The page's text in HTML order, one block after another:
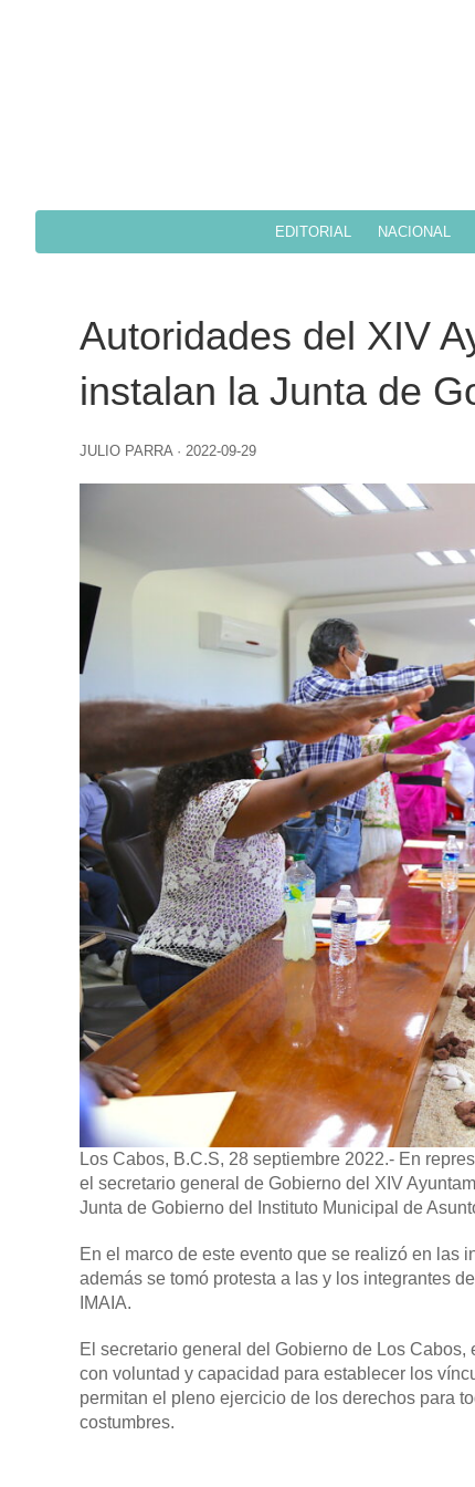
EDITORIAL NACIONAL
Autoridades del XIV
instalan la Junta de
JULIO PARRA · 2022-09-29
Los Cabos, B.C.S, 28 septiembre 2022.- En
el secretario general de Gobierno del XIV
Junta de Gobierno del Instituto Municipal de
En el marco de este evento que se realizó en las
además se tomó protesta a las y los integrantes
IMAIA.
El secretario general del Gobierno de Los
con voluntad y capacidad para establecer los
permitan el pleno ejercicio de los derechos para
costumbres.